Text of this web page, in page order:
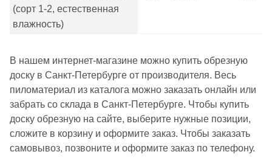
(сорт 1-2, естественная
влажность)
В нашем интернет-магазине можно купить обрезную
доску в Санкт-Петербурге от производителя. Весь
пиломатериал из каталога можно заказать онлайн или
забрать со склада в Санкт-Петербурге. Чтобы купить
доску обрезную на сайте, выберите нужные позиции,
сложите в корзину и оформите заказ. Чтобы заказать
самовывоз, позвоните и оформите заказ по телефону.